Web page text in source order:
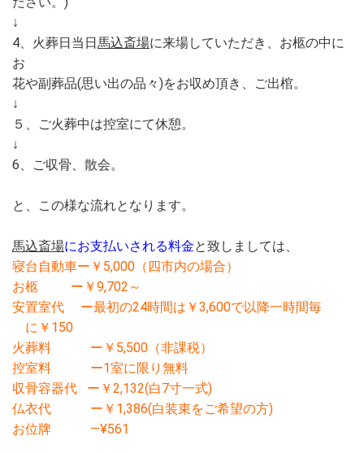
↓
4、火葬日当日馬込斎場に来場していただき、お柩の中に
お
花や副葬品(思い出の品々)をお収め頂き、ご出棺。
↓
５、ご火葬中は控室にて休憩。
↓
6、ご収骨、散会。
と、この様な流れとなります。
馬込斎場にお支払いされる料金と致しましては、
寝台自動車ー￥5,000（四市内の場合）
お柩 ー￥9,702～
安置室代 ー最初の24時間は￥3,600で以降一時間毎
に￥150
火葬料 ー￥5,500（非課税）
控室料 ー1室に限り無料
収骨容器代 ー￥2,132(白7寸一式)
仏衣代 ー￥1,386(白装束をご希望の方)
お位牌 —¥561